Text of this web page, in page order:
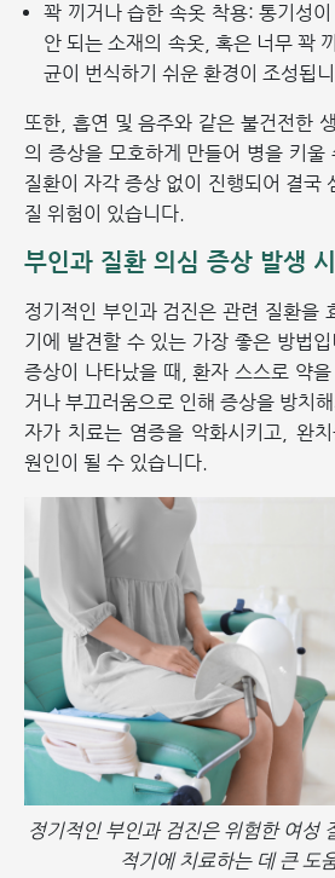
꽉 끼거나 습한 속옷 착용: 통기성
안 되는 소재의 속옷, 혹은 너무 꽉
균이 번식하기 쉬운 환경이 조성됩
또한, 흡연 및 음주와 같은 불건전한
의 증상을 모호하게 만들어 병을 키울
질환이 자각 증상 없이 진행되어 결국
질 위험이 있습니다.
부인과 질환 의심 증상 발생
정기적인 부인과 검진은 관련 질환을
기에 발견할 수 있는 가장 좋은 방법
증상이 나타났을 때, 환자 스스로 약
거나 부끄러움으로 인해 증상을 방치
자가 치료는 염증을 악화시키고, 완
원인이 될 수 있습니다.
정기적인 부인과 검진은 위험한 여성
적기에 치료하는 데 큰 도